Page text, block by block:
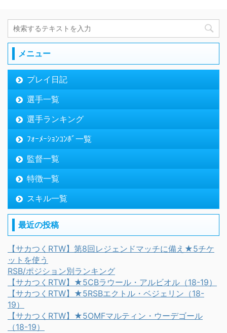
メニュー
プレイ日記
選手一覧
選手ランキング
ﾌｫｰﾒｰｼｮﾝｺﾝﾎﾞ一覧
監督一覧
特徴一覧
スキル一覧
最近の投稿
【サカつくRTW】第8回レジェンドマッチに備え★5チケ
ットを使う
RSB/ポジション別ランキング
【サカつくRTW】★5CBラウール・アルビオル（18-19）
【サカつくRTW】★5RSBエクトル・ベジェリン（18-
19）
【サカつくRTW】★5OMFマルティン・ウーデゴール
（18-19）